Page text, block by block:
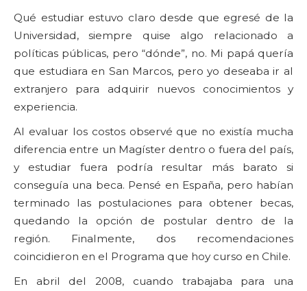
Qué estudiar estuvo claro desde que egresé de la
Universidad, siempre quise algo relacionado a
políticas públicas, pero “dónde”, no. Mi papá quería
que estudiara en San Marcos, pero yo deseaba ir al
extranjero para adquirir nuevos conocimientos y
experiencia.
Al evaluar los costos observé que no existía mucha
diferencia entre un Magíster dentro o fuera del país,
y estudiar fuera podría resultar más barato si
conseguía una beca. Pensé en España, pero habían
terminado las postulaciones para obtener becas,
quedando la opción de postular dentro de la
región. Finalmente, dos recomendaciones
coincidieron en el Programa que hoy curso en Chile.
En abril del 2008, cuando trabajaba para una